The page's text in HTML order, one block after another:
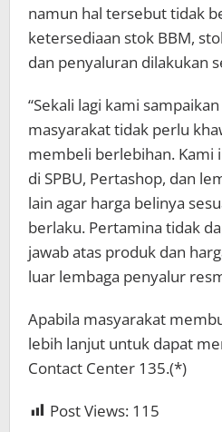
namun hal tersebut tidak
ketersediaan stok BBM,
dan penyaluran dilakukan
“Sekali lagi kami
masyarakat tidak perlu
membeli berlebihan. Kami
di SPBU, Pertashop, dan
lain agar harga belinya
berlaku. Pertamina tidak
jawab atas produk dan
luar lembaga penyalur
Apabila masyarakat
lebih lanjut untuk dapat
Contact Center 135.(*)
Post Views: 115